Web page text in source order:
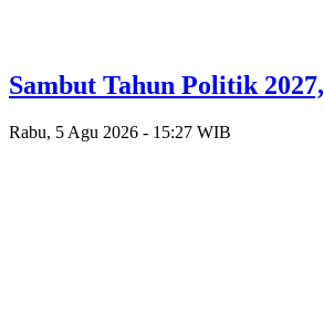
Sambut Tahun Politik
Rabu, 5 Agu 2026 - 15:27 WIB